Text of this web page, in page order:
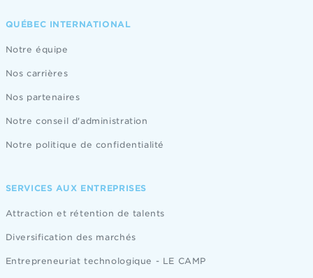
QUÉBEC INTERNATIONAL
Notre équipe
Nos carrières
Nos partenaires
Notre conseil d'administration
Notre politique de confidentialité
SERVICES AUX ENTREPRISES
Attraction et rétention de talents
Diversification des marchés
Entrepreneuriat technologique - LE CAMP